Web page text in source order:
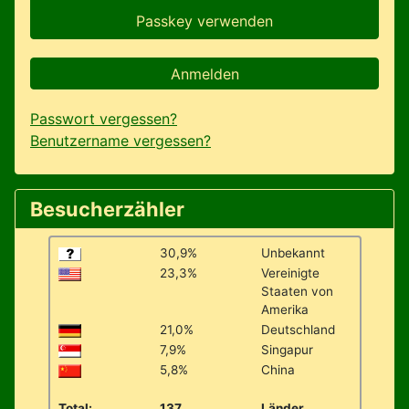
Passkey verwenden
Anmelden
Passwort vergessen?
Benutzername vergessen?
Besucherzähler
30,9%
Unbekannt
23,3%
Vereinigte
Staaten von
Amerika
21,0%
Deutschland
7,9%
Singapur
5,8%
China